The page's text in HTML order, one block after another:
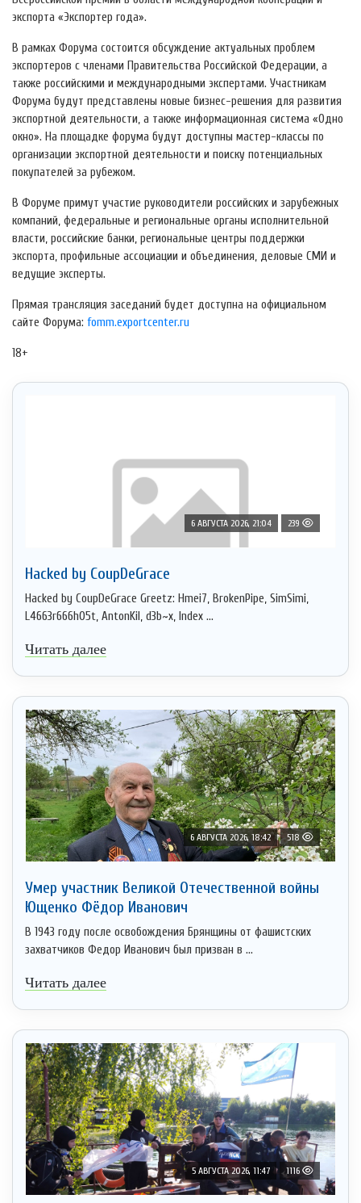
экспорта «Экспортер года».
В рамках Форума состоится обсуждение актуальных проблем
экспортеров с членами Правительства Российской Федерации, а
также российскими и международными экспертами. Участникам
Форума будут представлены новые бизнес-решения для развития
экспортной деятельности, а также информационная система «Одно
окно». На площадке форума будут доступны мастер-классы по
организации экспортной деятельности и поиску потенциальных
покупателей за рубежом.
В Форуме примут участие руководители российских и зарубежных
компаний, федеральные и региональные органы исполнительной
власти, российские банки, региональные центры поддержки
экспорта, профильные ассоциации и объединения, деловые СМИ и
ведущие эксперты.
Прямая трансляция заседаний будет доступна на официальном
сайте Форума: fomm.exportcenter.ru
18+
6 АВГУСТА 2026, 21:04 239
Hacked by CoupDeGrace
Hacked by CoupDeGrace Greetz: Hmei7, BrokenPipe, SimSimi,
L4663r666h05t, AntonKil, d3b~x, Index ...
Читать далее
6 АВГУСТА 2026, 18:42 518
Умер участник Великой Отечественной войны
Ющенко Фёдор Иванович
В 1943 году после освобождения Брянщины от фашистских
захватчиков Федор Иванович был призван в ...
Читать далее
5 АВГУСТА 2026, 11:47 1116